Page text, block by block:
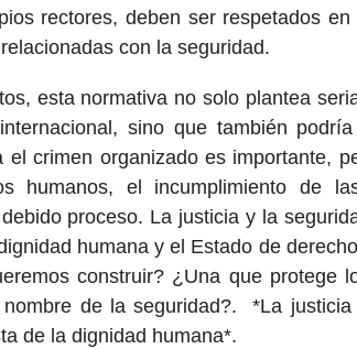
rectores, deben ser respetados
con la seguridad.
esta normativa no solo plantea
sino que también
el crimen organizado es importante,
humanos, el incumplimiento de
proceso. La justicia y la
humana y el Estado de
construir? ¿Una que protege
de la seguridad?. *La
de la dignidad humana*.